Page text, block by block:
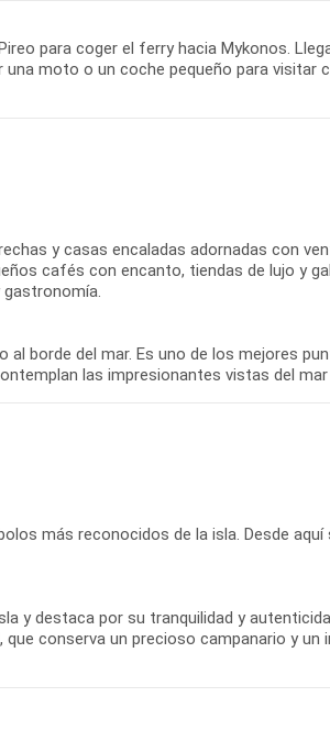
para coger el ferry hacia Mykonos.
moto o un coche pequeño para visitar
y casas encaladas adornadas con
cafés con encanto, tiendas de lujo y
gastronomía.
borde del mar. Es uno de los mejores
más reconocidos de la isla. Desde
y destaca por su tranquilidad y
conserva un precioso campanario y un